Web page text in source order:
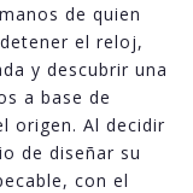
de quien
el reloj,
y descubrir una
a base de
origen. Al decidir
de diseñar su
con el